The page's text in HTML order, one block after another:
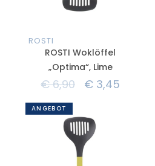
ROSTI
ROSTI Woklöffel
„Optima“, Lime
€6,90 € 3,45
ANGEBOT